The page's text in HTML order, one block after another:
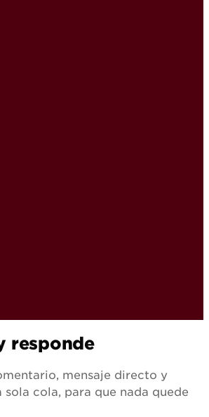
responde
mensaje directo y
sola cola, para que nada quede